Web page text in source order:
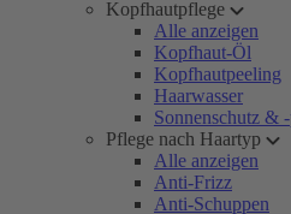
Kopfhautpflege
Alle anzeigen
Kopfhaut-Öl
Kopfhautpeeling
Haarwasser
Sonnenschutz &
Pflege nach Haartyp
Alle anzeigen
Anti-Frizz
Anti-Schuppen